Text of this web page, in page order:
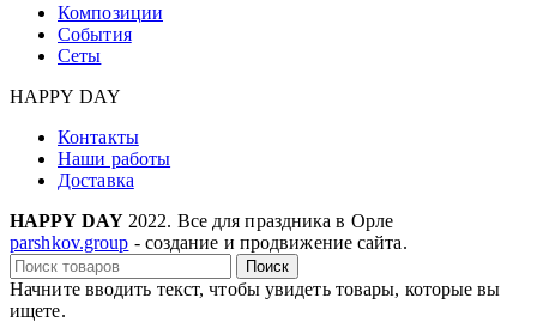
Композиции
События
Сеты
HAPPY DAY
Контакты
Наши работы
Доставка
HAPPY DAY 2022. Все для праздника в Орле
parshkov.group - создание и продвижение сайта.
Поиск
Начните вводить текст, чтобы увидеть товары, которые вы
ищете.